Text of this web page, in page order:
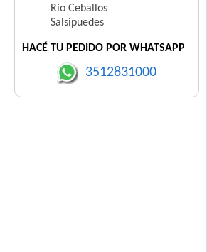
Río Ceballos
Salsipuedes
HACÉ TU PEDIDO POR WHATSAPP
3512831000